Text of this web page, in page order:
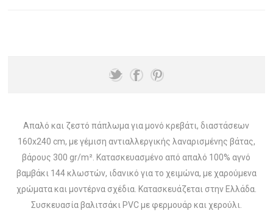
Απαλό και ζεστό πάπλωμα για μονό κρεβάτι, διαστάσεων
160x240 cm, με γέμιση αντιαλλεργικής λαναρισμένης βάτας,
βάρους 300 gr/m². Κατασκευασμένο από απαλό 100% αγνό
βαμβάκι 144 κλωστών, ιδανικό για το χειμώνα, με χαρούμενα
χρώματα και μοντέρνα σχέδια. Κατασκευάζεται στην Ελλάδα.
Συσκευασία βαλιτσάκι PVC με φερμουάρ και χερούλι.